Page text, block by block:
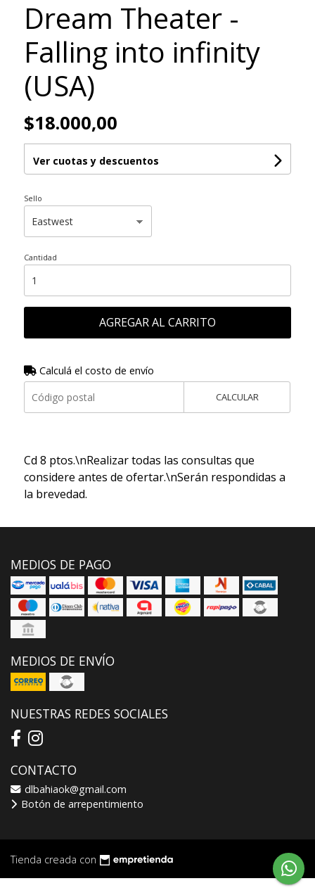
Dream Theater -
Falling into infinity
(USA)
$18.000,00
Ver cuotas y descuentos
Sello
Cantidad
AGREGAR AL CARRITO
Calculá el costo de envío
CALCULAR
Cd 8 ptos.\nRealizar todas las consultas que
considere antes de ofertar.\nSerán respondidas a
la brevedad.
MEDIOS DE PAGO
MEDIOS DE ENVÍO
NUESTRAS REDES SOCIALES
CONTACTO
dlbahiaok@gmail.com
Botón de arrepentimiento
Tienda creada con